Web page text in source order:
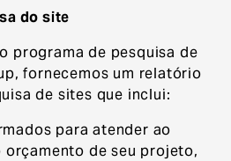
do site
programa de pesquisa de
fornecemos um relatório
de sites que inclui:
para atender ao
orçamento de seu projeto,